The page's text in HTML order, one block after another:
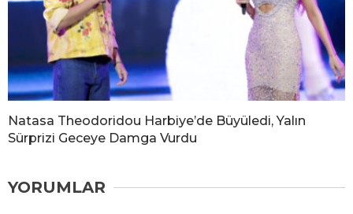
Natasa Theodoridou Harbiye’de Büyüledi, Yalın
Sürprizi Geceye Damga Vurdu
YORUMLAR